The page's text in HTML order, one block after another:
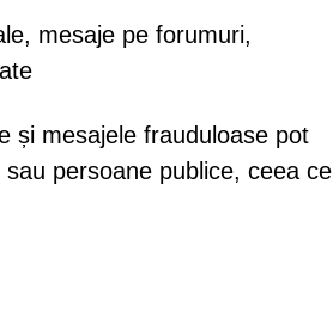
mesaje pe forumuri,
și mesajele frauduloase pot
persoane publice, ceea ce